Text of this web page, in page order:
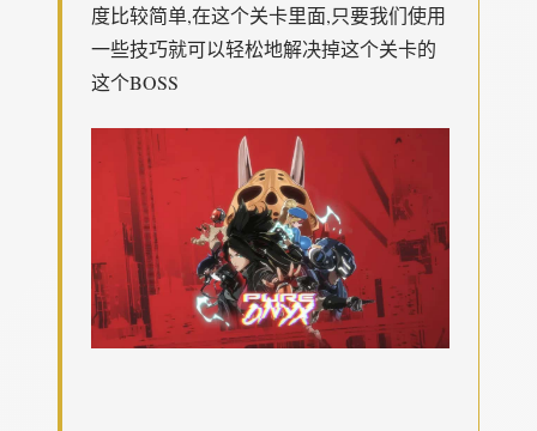
度比较简单,在这个关卡里面,只要我们使用
一些技巧就可以轻松地解决掉这个关卡的
这个BOSS